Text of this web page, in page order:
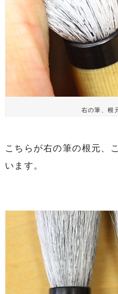
右の筆、根
こちらが右の筆の根元、
います。